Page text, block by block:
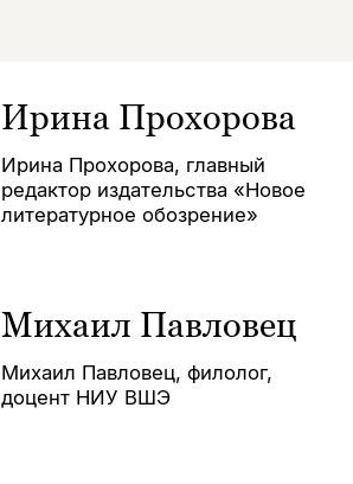
Ирина Прохорова
Ирина Прохорова, главный
редактор издательства «Новое
литературное обозрение»
Михаил Павловец
Михаил Павловец, филолог,
доцент НИУ ВШЭ